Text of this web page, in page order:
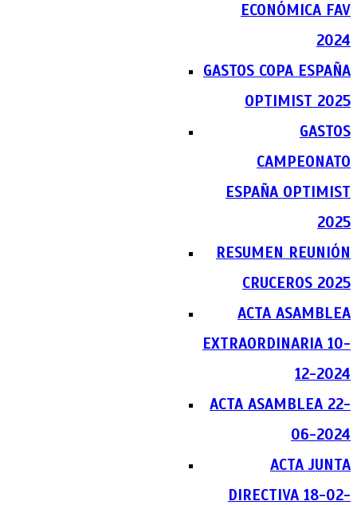
ECONÓMICA FAV
2024
GASTOS COPA ESPAÑA
OPTIMIST 2025
GASTOS
CAMPEONATO
ESPAÑA OPTIMIST
2025
RESUMEN REUNIÓN
CRUCEROS 2025
ACTA ASAMBLEA
EXTRAORDINARIA 10-
12-2024
ACTA ASAMBLEA 22-
06-2024
ACTA JUNTA
DIRECTIVA 18-02-